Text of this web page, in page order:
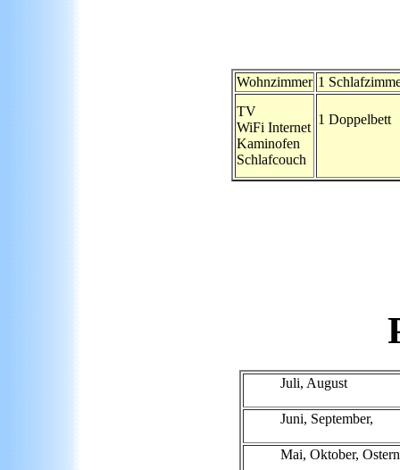
Wohnzimmer 1
TV
WiFi Internet
Kaminofen
Schlafcouch
1 Doppelbett
Juli, August
Juni, September,
Mai, Oktober, Ostern